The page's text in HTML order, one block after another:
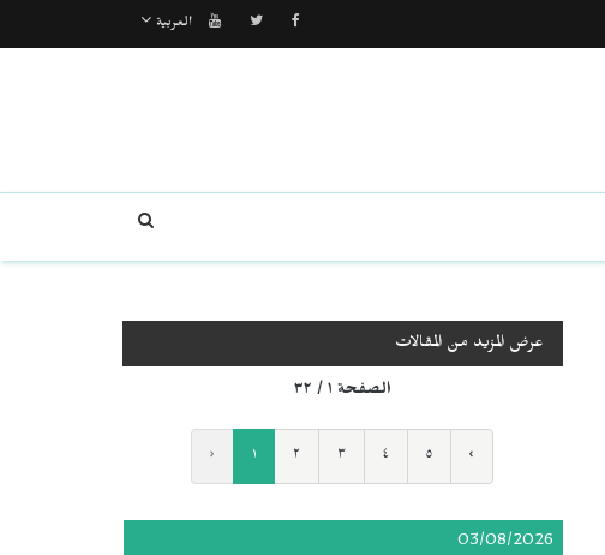
العربية
عرض المزيد من المقالات
الصفحة ١ / ٣٢
‹ ١ ٢ ٣ ٤ ٥ ›
03/08/2026